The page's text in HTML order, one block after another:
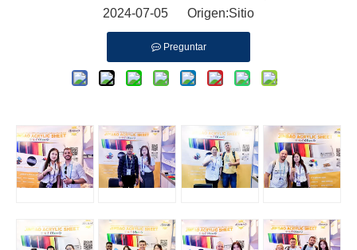
2024-07-05 Origen:Sitio
Preguntar